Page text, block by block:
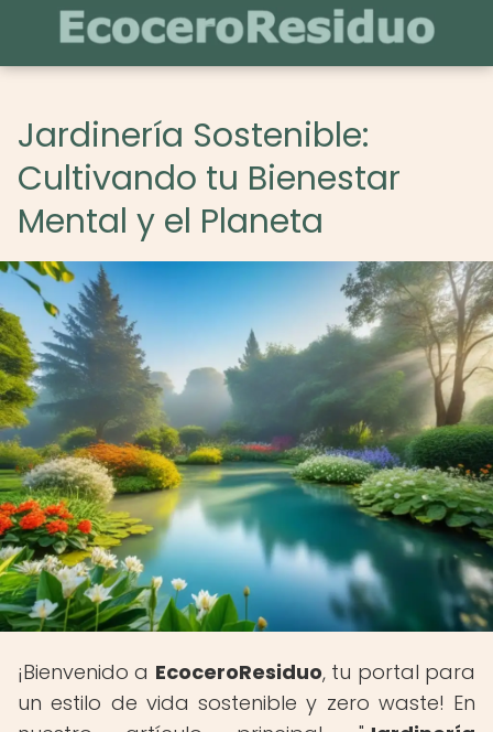
Jardinería Sostenible:
Cultivando tu Bienestar
Mental y el Planeta
¡Bienvenido a EcoceroResiduo, tu portal para
un estilo de vida sostenible y zero waste! En